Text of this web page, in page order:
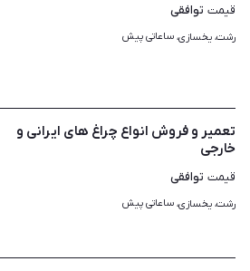
قیمت توافقی
رشت، یخسازی، ساعاتی پیش
تعمیر و فروش انواع چراغ های ایرانی و
خارجی
قیمت توافقی
رشت، یخسازی، ساعاتی پیش